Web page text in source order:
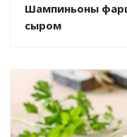
Шампиньоны
сыром